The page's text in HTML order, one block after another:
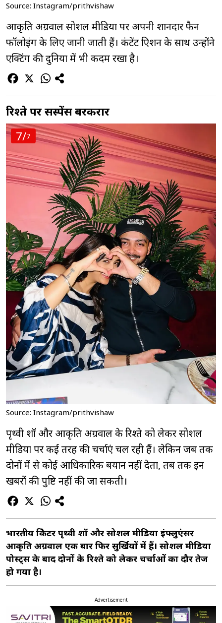
Source: Instagram/prithvishaw
आकृति अग्रवाल सोशल मीडिया पर अपनी शानदार फैन
फॉलोइंग के लिए जानी जाती हैं। कंटेंट क्रिएशन के साथ उन्होंने
एक्टिंग की दुनिया में भी कदम रखा है।
रिश्ते पर सस्पेंस बरकरार
Source: Instagram/prithvishaw
7/7
पृथ्वी शॉ और आकृति अग्रवाल के रिश्ते को लेकर सोशल
मीडिया पर कई तरह की चर्चाएं चल रही हैं। लेकिन जब तक
दोनों में से कोई आधिकारिक बयान नहीं देता, तब तक इन
खबरों की पुष्टि नहीं की जा सकती।
भारतीय क्रिकेटर पृथ्वी शॉ और सोशल मीडिया इंफ्लुएंसर
आकृति अग्रवाल एक बार फिर सुर्खियों में हैं। सोशल मीडिया
पोस्ट्स के बाद दोनों के रिश्ते को लेकर चर्चाओं का दौर तेज
हो गया है।
Advertisement